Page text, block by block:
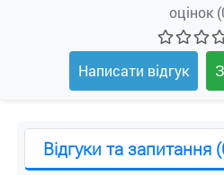
оцінок
Написати відгук
Відгуки та запитання